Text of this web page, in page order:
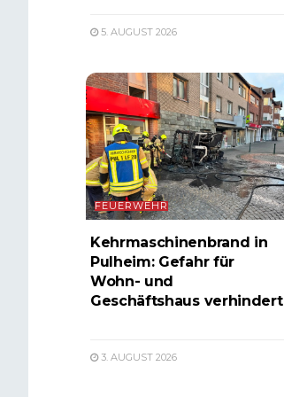
5. AUGUST 2026
FEUERWEHR
Kehrmaschinenbrand in
Pulheim: Gefahr für
Wohn- und
Geschäftshaus verhindert
3. AUGUST 2026